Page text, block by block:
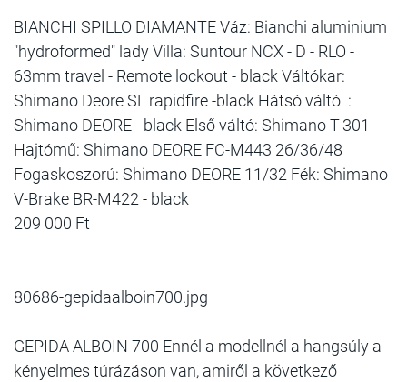
BIANCHI SPILLO DIAMANTE Váz: Bianchi aluminium
"hydroformed" lady Villa: Suntour NCX - D - RLO -
63mm travel - Remote lockout - black Váltókar:
Shimano Deore SL rapidfire -black Hátsó váltó :
Shimano DEORE - black Első váltó: Shimano T-301
Hajtómű: Shimano DEORE FC-M443 26/36/48
Fogaskoszorú: Shimano DEORE 11/32 Fék: Shimano
V-Brake BR-M422 - black
209 000 Ft
80686-gepidaalboin700.jpg
GEPIDA ALBOIN 700 Ennél a modellnél a hangsúly a
kényelmes túrázáson van, amiről a következő